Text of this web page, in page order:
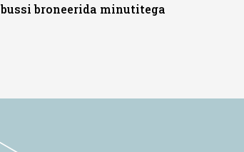
bussi broneerida minutitega